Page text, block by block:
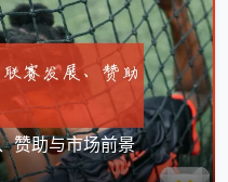
赞助与市场前景